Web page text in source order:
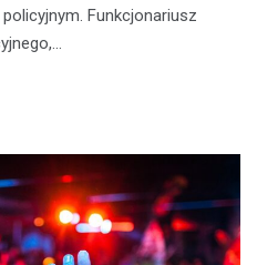
Funkcjonariusz